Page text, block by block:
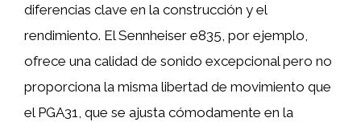
diferencias clave en la construcción y el
rendimiento. El Sennheiser e835, por ejemplo,
ofrece una calidad de sonido excepcional pero no
proporciona la misma libertad de movimiento que
el PGA31, que se ajusta cómodamente en la